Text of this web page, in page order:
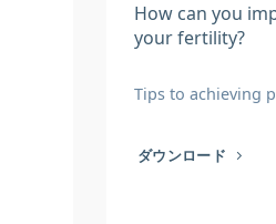
How can you
your fertility?
Tips to achieving
ダウンロード